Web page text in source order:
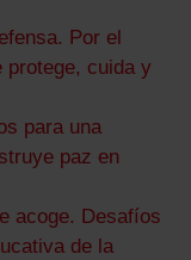
Por el
protege, cuida y
para una
paz en
acoge. Desafíos
de la